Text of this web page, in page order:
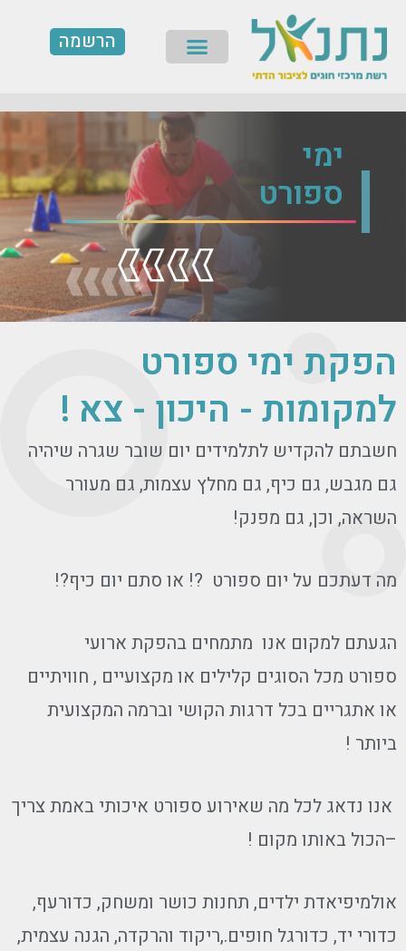
תפריט הרשמה
ימי
ספורט
הפקת ימי ספורט
למקומות - היכון - צא !
חשבתם להקדיש לתלמידים יום שובר שגרה שיהיה
גם מגבש, גם כיף, גם מחלץ עצמות, גם מעורר
השראה, וכן, גם מפנק!
מה דעתכם על יום ספורט ?! או סתם יום כיף?!
הגעתם למקום אנו מתמחים בהפקת ארועי
ספורט מכל הסוגים קלילים או מקצועיים , חוויתיים
או אתגריים בכל דרגות הקושי וברמה המקצועית
ביותר !
אנו נדאג לכל מה שאירוע ספורט איכותי באמת צריך
–הכול באותו מקום !
אולמיפיאדת ילדים, תחנות כושר ומשחק, כדורעף,
כדורי יד, כדורגל חופים.,ריקוד והרקדה, הגנה עצמית,